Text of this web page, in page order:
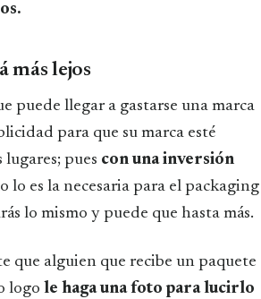
más lejos
puede llegar a gastarse una marca
para que su marca esté
pues con una inversión
lo es la necesaria para el packaging
lo mismo y puede que hasta más.
que alguien que recibe un paquete
logo le haga una foto para lucirlo